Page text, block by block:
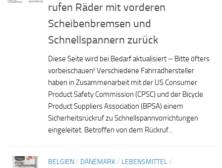
rufen Räder mit vorderen
Scheibenbremsen und
Schnellspannern zurück
Diese Seite wird bei Bedarf aktualisiert – Bitte öfters
vorbeischauen! Verschiedene Fahrradhersteller
haben in Zusammenarbeit mit der US Consumer
Product Safety Commission (CPSC) und der Bicycle
Product Suppliers Association (BPSA) einem
Sicherheitsrückruf zu Schnellspannvorrichtungen
eingeleitet. Betroffen von dem Rückruf...
BELGIEN/ DÄNEMARK/ LEBENSMITTEL/